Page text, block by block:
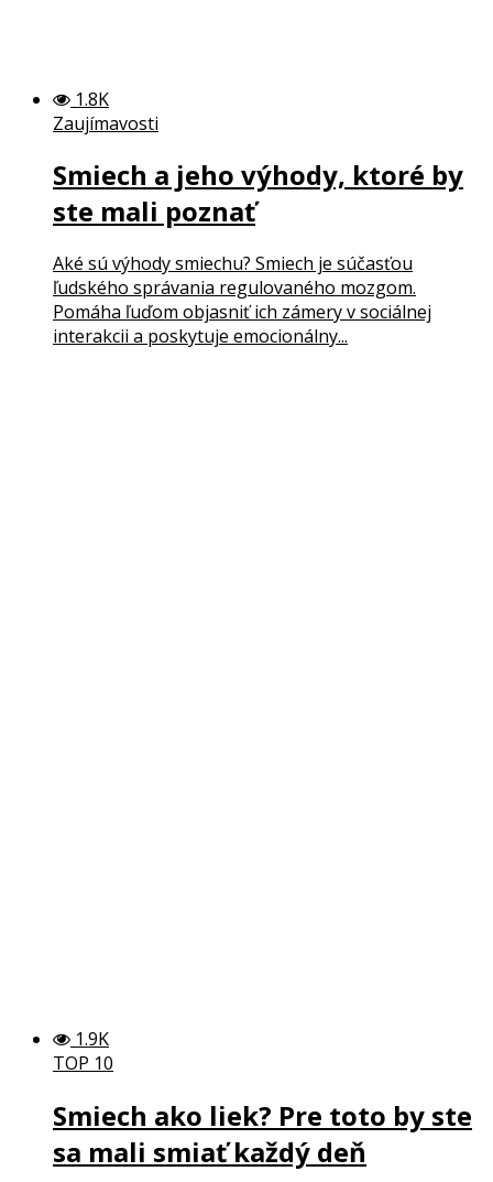
1.8K
Zaujímavosti
Smiech a jeho výhody, ktoré by
ste mali poznať
Aké sú výhody smiechu? Smiech je súčasťou
ľudského správania regulovaného mozgom.
Pomáha ľuďom objasniť ich zámery v sociálnej
interakcii a poskytuje emocionálny...
1.9K
TOP 10
Smiech ako liek? Pre toto by ste
sa mali smiať každý deň